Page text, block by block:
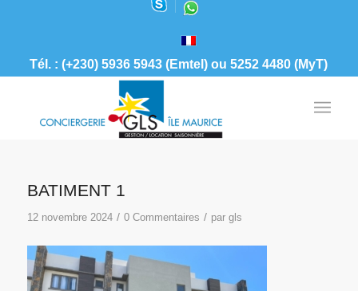
Tél. : (+230) 5936 5943 (Emtel) ou 5252 4480 (MyT)
BATIMENT 1
12 novembre 2024 / 0 Commentaires / par gls